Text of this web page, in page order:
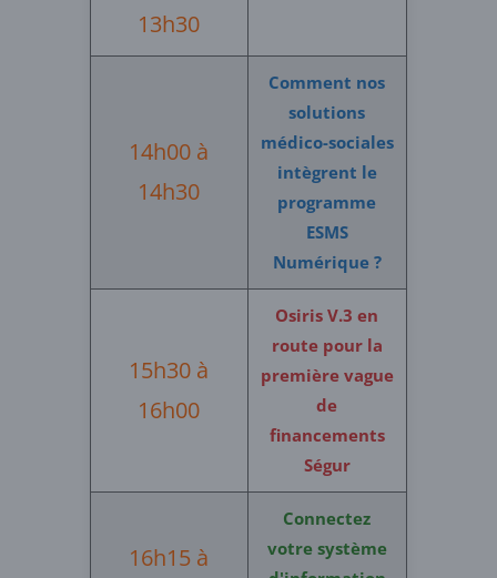
13h30
14h00 à
14h30
Comment nos
solutions
médico-sociales
intègrent le
programme
ESMS
Numérique ?
15h30 à
16h00
Osiris V.3 en
route pour la
première vague
de
financements
Ségur
16h15 à
Connectez
votre système